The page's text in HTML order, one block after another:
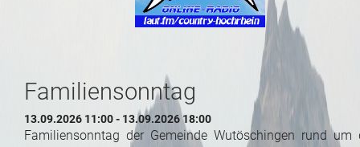
Familiensonntag
13.09.2026 11:00 - 13.09.2026 18:00
Familiensonntag der Gemeinde Wutöschingen rund um